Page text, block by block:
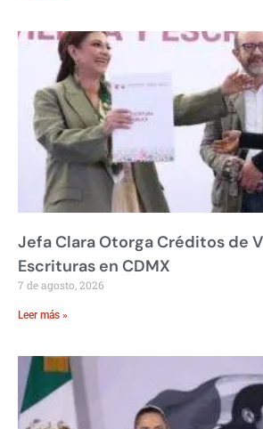
Jefa Clara Otorga Créditos de
Escrituras en CDMX
7 de agosto, 2026
Leer más »